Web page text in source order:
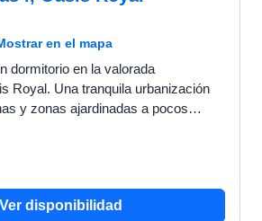
en el mapa
dormitorio en la valorada
Royal. Una tranquila urbanización
y zonas ajardinadas a pocos
Ver disponibilidad